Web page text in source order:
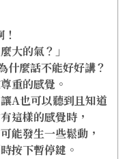
大的氣？」
什麼話不能好好講？
重的感覺。
A也可以聽到且知道
這樣的感覺時，
能發生一些鬆動，
按下暫停鍵。